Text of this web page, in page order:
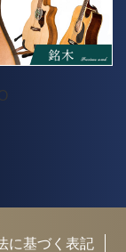
に基づく表記